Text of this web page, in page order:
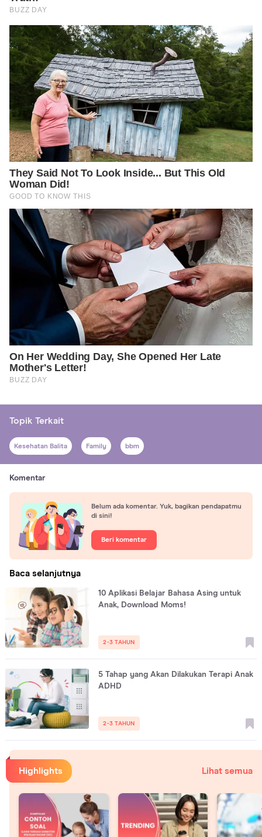
Topik Terkait
Kesehatan Balita Family bbm
Komentar
Belum ada komentar. Yuk, bagikan pendapatmu
di sini!
Beri komentar
Baca selanjutnya
10 Aplikasi Belajar Bahasa Asing untuk
Anak, Download Moms!
2-3 TAHUN
5 Tahap yang Akan Dilakukan Terapi Anak
ADHD
2-3 TAHUN
Highlights Lihat semua